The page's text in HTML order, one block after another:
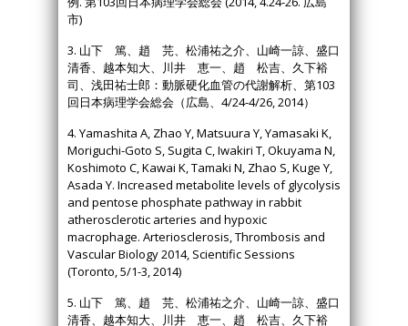
市)
3. 山下 篤、趙 芫、松浦祐之介、山崎一諒、盛口
清香、越本知大、川井 恵一、趙 松吉、久下裕
司、浅田祐士郎：動脈硬化血管の代謝解析、第103
回日本病理学会総会（広島、4/24-4/26, 2014）
4. Yamashita A, Zhao Y, Matsuura Y, Yamasaki K,
Moriguchi-Goto S, Sugita C, Iwakiri T, Okuyama N,
Koshimoto C, Kawai K, Tamaki N, Zhao S, Kuge Y,
Asada Y. Increased metabolite levels of glycolysis
and pentose phosphate pathway in rabbit
atherosclerotic arteries and hypoxic
macrophage. Arteriosclerosis, Thrombosis and
Vascular Biology 2014, Scientific Sessions
(Toronto, 5/1-3, 2014)
5. 山下 篤、趙 芫、松浦祐之介、山崎一諒、盛口
清香、越本知大、川井 恵一、趙 松吉、久下裕